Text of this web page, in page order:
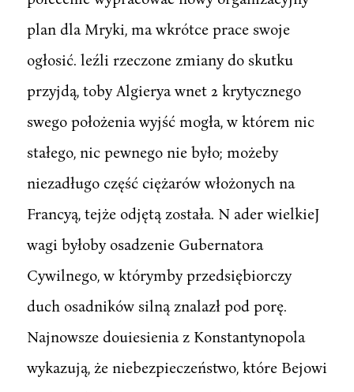
plan dla Mryki, ma wkrótce prace swoje
ogłosić. leźli rzeczone zmiany do skutku
przyjdą, toby Algierya wnet 2 krytycznego
swego położenia wyjść mogła, w którem nic
stałego, nic pewnego nie było; możeby
niezadługo część ciężarów włożonych na
Francyą, tejże odjętą została. N ader wielkieJ
wagi byłoby osadzenie Gubernatora
Cywilnego, w którymby przedsiębiorczy
duch osadników silną znalazł pod porę.
Najnowsze douiesienia z Konstantynopola
wykazują, że niebezpieczeństwo, które Bejowi